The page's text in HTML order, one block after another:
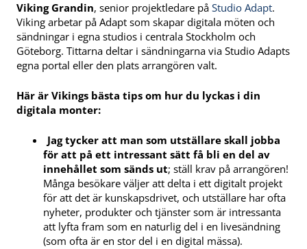
Viking Grandin, senior projektledare på Studio Adapt.
Viking arbetar på Adapt som skapar digitala möten och
sändningar i egna studios i centrala Stockholm och
Göteborg. Tittarna deltar i sändningarna via Studio Adapts
egna portal eller den plats arrangören valt.
Här är Vikings bästa tips om hur du lyckas i din
digitala monter:
Jag tycker att man som utställare skall jobba
för att på ett intressant sätt få bli en del av
innehållet som sänds ut; ställ krav på arrangören!
Många besökare väljer att delta i ett digitalt projekt
för att det är kunskapsdrivet, och utställare har ofta
nyheter, produkter och tjänster som är intressanta
att lyfta fram som en naturlig del i en livesändning
(som ofta är en stor del i en digital mässa).